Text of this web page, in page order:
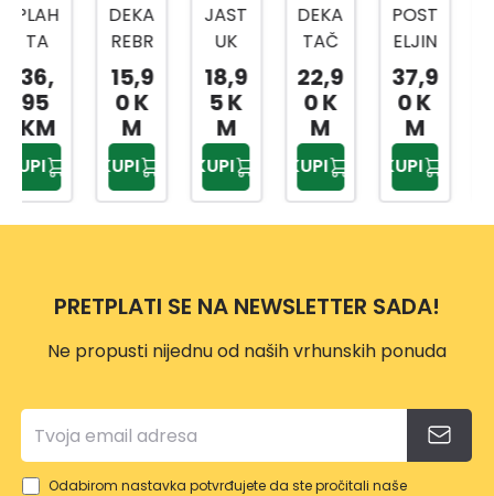
DEKA
REBR
ASTA
150X
200
CM
15,9
0 K
M
KUPI
JAST
UK
DP32
16
55X3
5 CM
18,9
5 K
KUPI
DEKA
TAČ
KICE
180X
200
CM
22,9
0 K
KUPI
POST
ELJIN
A
JEDN
OKRE
VETN
A 3/1
150X
200
37,9
0 K
KUPI
KANE
TEX
JAST
UK
CLIM
A
CON
TROL
50X7
31,2
9 K
KUPI
PRETPLATI SE NA NEWSLETTER SADA!
Ne propusti nijednu od naših vrhunskih ponuda
Odabirom nastavka potvrđujete da ste pročitali naše